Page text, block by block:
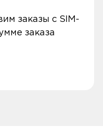
заказы с SIM-
заказа